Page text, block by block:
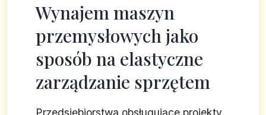
Wynajem maszyn
przemysłowych jako
sposób na elastyczne
zarządzanie sprzętem
Przedsiębiorstwa obsługujące projekty